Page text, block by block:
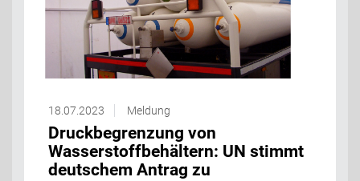
18.07.2023 Meldung
Druckbegrenzung von
Wasserstoffbehältern: UN stimmt
deutschem Antrag zu